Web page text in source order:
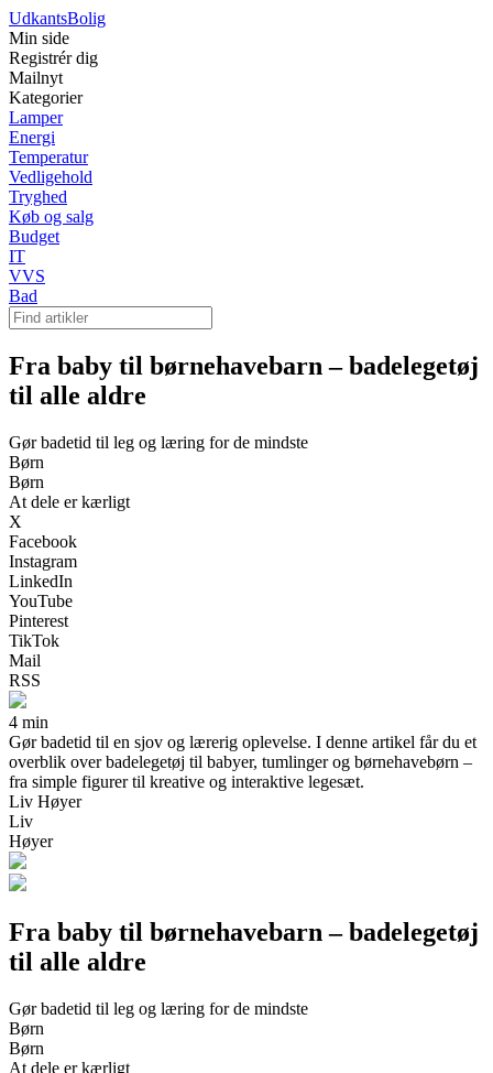
UdkantsBolig
Min side
Registrér dig
Mailnyt
Kategorier
Lamper
Energi
Temperatur
Vedligehold
Tryghed
Køb og salg
Budget
IT
VVS
Bad
Fra baby til børnehavebarn – badelegetøj
til alle aldre
Gør badetid til leg og læring for de mindste
Børn
Børn
At dele er kærligt
X
Facebook
Instagram
LinkedIn
YouTube
Pinterest
TikTok
Mail
RSS
4 min
Gør badetid til en sjov og lærerig oplevelse. I denne artikel får du et
overblik over badelegetøj til babyer, tumlinger og børnehavebørn –
fra simple figurer til kreative og interaktive legesæt.
Liv Høyer
Liv
Høyer
Fra baby til børnehavebarn – badelegetøj
til alle aldre
Gør badetid til leg og læring for de mindste
Børn
Børn
At dele er kærligt